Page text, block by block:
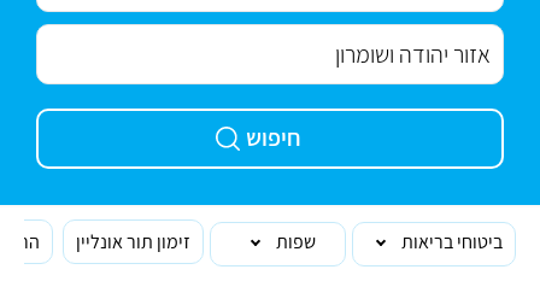
חיפוש
ביטוחי בריאות שפות זימון תור אונליין